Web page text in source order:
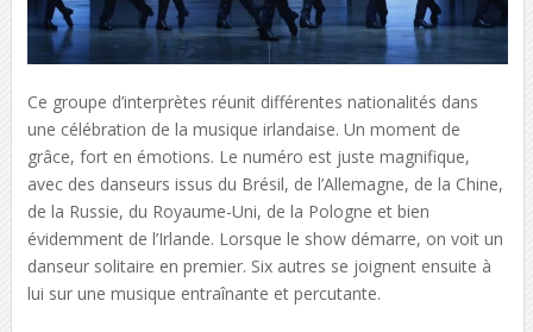
Ce groupe d’interprètes réunit différentes nationalités dans
une célébration de la musique irlandaise. Un moment de
grâce, fort en émotions. Le numéro est juste magnifique,
avec des danseurs issus du Brésil, de l’Allemagne, de la Chine,
de la Russie, du Royaume-Uni, de la Pologne et bien
évidemment de l’Irlande. Lorsque le show démarre, on voit un
danseur solitaire en premier. Six autres se joignent ensuite à
lui sur une musique entraînante et percutante.